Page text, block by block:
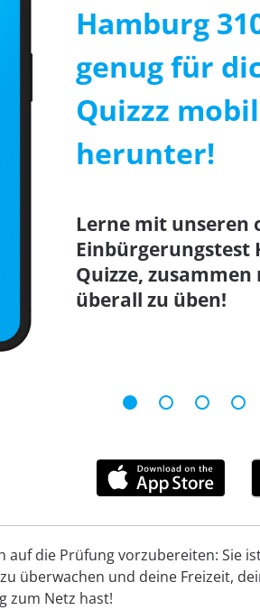
Hamburg
genug für
Quizzz
herunter!
Lerne mit
Einbürgerungstest
Quizze,
überall zu üben!
auf die Prüfung vorzubereiten: Sie
überwachen und deine Freizeit,
zum Netz hast!